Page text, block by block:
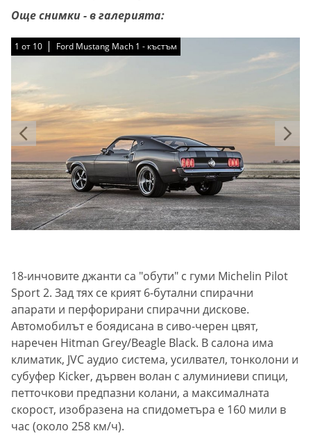
Още снимки - в галерията:
1 от 10 Ford Mustang Mach 1 - къстъм
1 от 10 Ford Mustang Mach 1 - къстъм
1 от 10 Ford Mustang Mach 1 - къстъм
1 от 10 Ford Mustang Mach 1 - къстъм
1 от 10 Ford Mustang Mach 1 - къстъм
1 от 10 Ford Mustang Mach 1 - къстъм
1 от 10 Ford Mustang Mach 1 - къстъм
1 от 10 Ford Mustang Mach 1 - къстъм
1 от 10 Ford Mustang Mach 1 - къстъм
1 от 10 Ford Mustang Mach 1 - къстъм
18-инчовите джанти са "обути" с гуми Michelin Pilot
Sport 2. Зад тях се крият 6-бутални спирачни
апарати и перфорирани спирачни дискове.
Автомобилът е боядисана в сиво-черен цвят,
наречен Hitman Grey/Beagle Black. В салона има
климатик, JVC аудио система, усилвател, тонколони и
субуфер Kicker, дървен волан с алуминиеви спици,
петточкови предпазни колани, а максималната
скорост, изобразена на спидометъра е 160 мили в
час (около 258 км/ч).